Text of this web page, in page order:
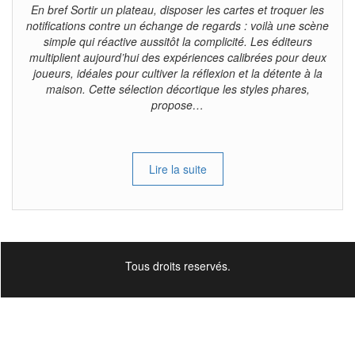
En bref Sortir un plateau, disposer les cartes et troquer les
notifications contre un échange de regards : voilà une scène
simple qui réactive aussitôt la complicité. Les éditeurs
multiplient aujourd’hui des expériences calibrées pour deux
joueurs, idéales pour cultiver la réflexion et la détente à la
maison. Cette sélection décortique les styles phares,
propose…
Lire la suite
Tous droits reservés.